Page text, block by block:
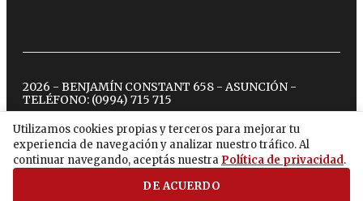
Utilizamos cookies propias y terceros para mejorar tu
experiencia de navegación y analizar nuestro tráfico. Al
continuar navegando, aceptás nuestra Política de privacidad.
DE ACUERDO
2026 - BENJAMÍN CONSTANT 658 - ASUNCIÓN -
TELÉFONO: (0994) 715 715
twitterinstagram
facebook
tiktokyoutubespotify